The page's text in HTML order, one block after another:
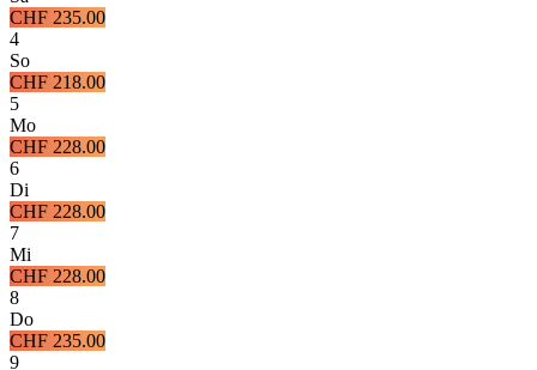
CHF 235.00
4
So
CHF 218.00
5
Mo
CHF 228.00
6
Di
CHF 228.00
7
Mi
CHF 228.00
8
Do
CHF 235.00
9